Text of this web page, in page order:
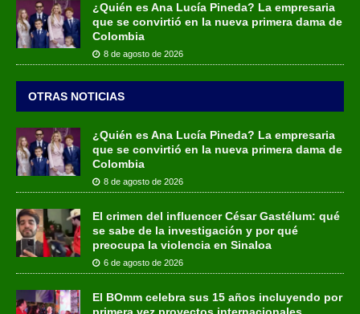
¿Quién es Ana Lucía Pineda? La empresaria
que se convirtió en la nueva primera dama de
Colombia
8 de agosto de 2026
OTRAS NOTICIAS
¿Quién es Ana Lucía Pineda? La empresaria
que se convirtió en la nueva primera dama de
Colombia
8 de agosto de 2026
El crimen del influencer César Gastélum: qué
se sabe de la investigación y por qué
preocupa la violencia en Sinaloa
6 de agosto de 2026
El BOmm celebra sus 15 años incluyendo por